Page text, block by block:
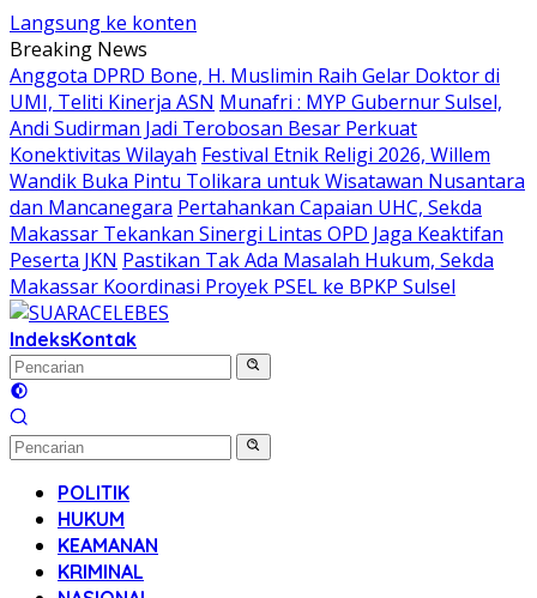
Langsung ke konten
Breaking News
Anggota DPRD Bone, H. Muslimin Raih Gelar Doktor di
UMI, Teliti Kinerja ASN Munafri : MYP Gubernur Sulsel,
Andi Sudirman Jadi Terobosan Besar Perkuat
Konektivitas Wilayah Festival Etnik Religi 2026, Willem
Wandik Buka Pintu Tolikara untuk Wisatawan Nusantara
dan Mancanegara Pertahankan Capaian UHC, Sekda
Makassar Tekankan Sinergi Lintas OPD Jaga Keaktifan
Peserta JKN Pastikan Tak Ada Masalah Hukum, Sekda
Makassar Koordinasi Proyek PSEL ke BPKP Sulsel
IndeksKontak
POLITIK
HUKUM
KEAMANAN
KRIMINAL